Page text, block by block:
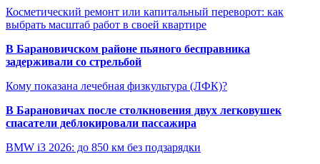
Косметический ремонт или капитальный переворот: как
выбрать масштаб работ в своей квартире
В Барановичском районе пьяного бесправника
задерживали со стрельбой
Кому показана лечебная физкультура (ЛФК)?
В Барановичах после столкновения двух легковушек
спасатели деблокировали пассажира
BMW i3 2026: до 850 км без подзарядки